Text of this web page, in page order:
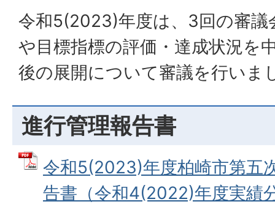
令和5(2023)年度は、3回の審議
や目標指標の評価・達成状況を
後の展開について審議を行いま
進行管理報告書
令和5(2023)年度柏崎市第五
告書（令和4(2022)年度実績